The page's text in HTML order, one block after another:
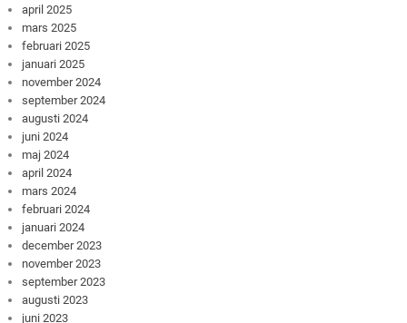
april 2025
mars 2025
februari 2025
januari 2025
november 2024
september 2024
augusti 2024
juni 2024
maj 2024
april 2024
mars 2024
februari 2024
januari 2024
december 2023
november 2023
september 2023
augusti 2023
juni 2023